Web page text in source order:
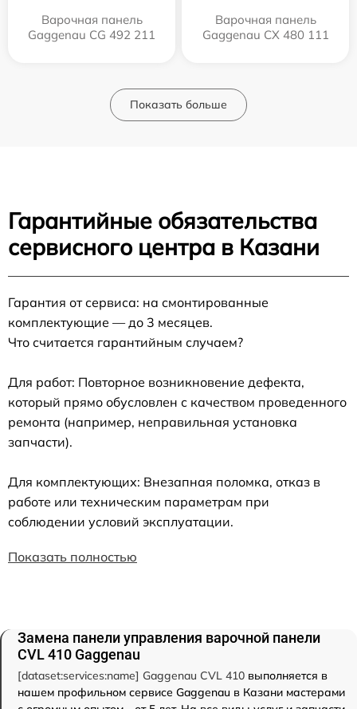
Варочная панель
Gaggenau CG 492 211
Варочная панель
Gaggenau CX 480 111
Показать больше
Гарантийные обязательства
сервисного центра в Казани
Гарантия от сервиса: на смонтированные
комплектующие — до 3 месяцев.
Что считается гарантийным случаем?
Для работ: Повторное возникновение дефекта,
который прямо обусловлен с качеством проведенного
ремонта (например, неправильная установка
запчасти).
Для комплектующих: Внезапная поломка, отказ в
работе или техническим параметрам при
соблюдении условий эксплуатации.
Показать полностью
Замена панели управления варочной панели
CVL 410 Gaggenau
[dataset:services:name] Gaggenau CVL 410 выполняется в
нашем профильном сервисе Gaggenau в Казани мастерами